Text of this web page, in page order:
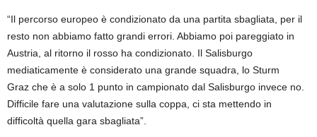
“Il percorso europeo è condizionato da una partita sbagliata, per il
resto non abbiamo fatto grandi errori. Abbiamo poi pareggiato in
Austria, al ritorno il rosso ha condizionato. Il Salisburgo
mediaticamente è considerato una grande squadra, lo Sturm
Graz che è a solo 1 punto in campionato dal Salisburgo invece no.
Difficile fare una valutazione sulla coppa, ci sta mettendo in
difficoltà quella gara sbagliata”.